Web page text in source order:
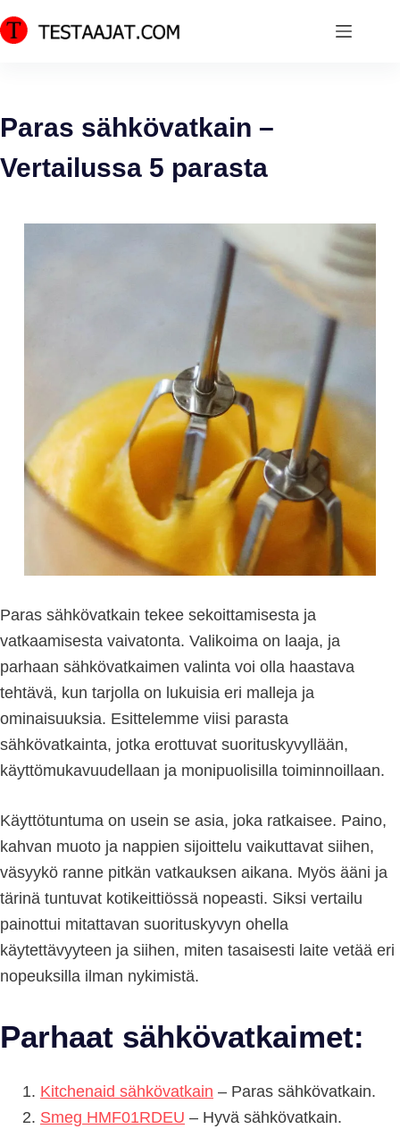
Skip
to
Paras sähkövatkain –
Vertailussa 5 parasta
Paras sähkövatkain tekee sekoittamisesta ja
vatkaamisesta vaivatonta. Valikoima on laaja, ja
parhaan sähkövatkaimen valinta voi olla haastava
tehtävä, kun tarjolla on lukuisia eri malleja ja
ominaisuuksia. Esittelemme viisi parasta
sähkövatkainta, jotka erottuvat suorituskyvyllään,
käyttömukavuudellaan ja monipuolisilla toiminnoillaan.
Käyttötuntuma on usein se asia, joka ratkaisee. Paino,
kahvan muoto ja nappien sijoittelu vaikuttavat siihen,
väsyykö ranne pitkän vatkauksen aikana. Myös ääni ja
tärinä tuntuvat kotikeittiössä nopeasti. Siksi vertailu
painottui mitattavan suorituskyvyn ohella
käytettävyyteen ja siihen, miten tasaisesti laite vetää eri
nopeuksilla ilman nykimistä.
Parhaat sähkövatkaimet:
Kitchenaid sähkövatkain – Paras sähkövatkain.
Smeg HMF01RDEU – Hyvä sähkövatkain.